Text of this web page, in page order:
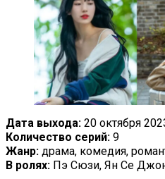
Дата выхода: 20 октября
Количество серий: 9
Жанр: драма, комедия,
В ролях: Пэ Сюзи, Ян Се